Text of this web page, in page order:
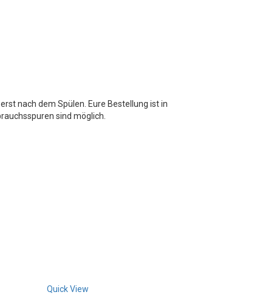
nach dem Spülen. Eure Bestellung ist in
sind möglich.
Quick View